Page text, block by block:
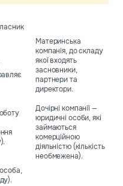
Материнська
компанія, до складу
якої входять
засновники,
партнери та
директори.
Дочірні компанії —
юридичні особи, які
займаються
комерційною
діяльністю (кількість
необмежена).